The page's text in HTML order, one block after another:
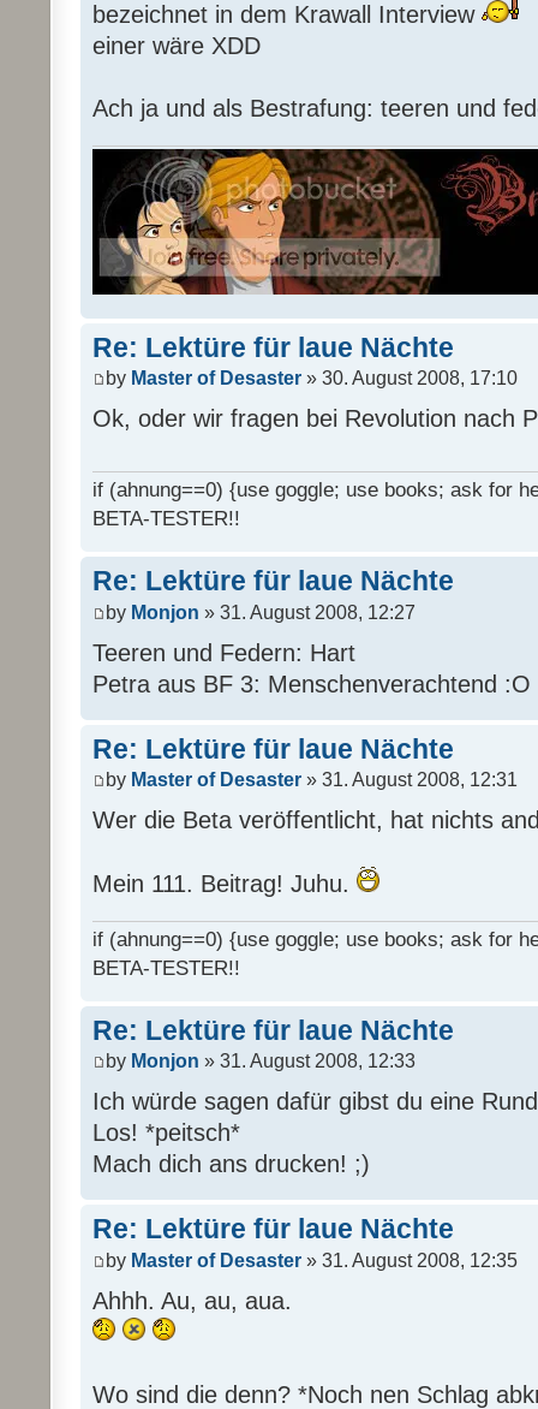
bezeichnet in dem Krawall Interview
einer wäre XDD
Ach ja und als Bestrafung: teeren und
Re: Lektüre für laue Nächte
by Master of Desaster » 30. August 2008, 17:10
Ok, oder wir fragen bei Revolution nach
if (ahnung==0) {use goggle; use books; ask for
BETA-TESTER!!
Re: Lektüre für laue Nächte
by Monjon » 31. August 2008, 12:27
Teeren und Federn: Hart
Petra aus BF 3: Menschenverachtend :O
Re: Lektüre für laue Nächte
by Master of Desaster » 31. August 2008, 12:31
Wer die Beta veröffentlicht, hat nichts
Mein 111. Beitrag! Juhu.
if (ahnung==0) {use goggle; use books; ask for
BETA-TESTER!!
Re: Lektüre für laue Nächte
by Monjon » 31. August 2008, 12:33
Ich würde sagen dafür gibst du eine
Los! *peitsch*
Mach dich ans drucken! ;)
Re: Lektüre für laue Nächte
by Master of Desaster » 31. August 2008, 12:35
Ahhh. Au, au, aua.
Wo sind die denn? *Noch nen Schlag